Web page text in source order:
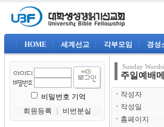
HOME 세계선교 각부모임 경성
비밀번호 기억
회원등록
비번분실
Sunday
주일예배
ㆍ 작성자
ㆍ 작성일
ㆍ 홈페이지